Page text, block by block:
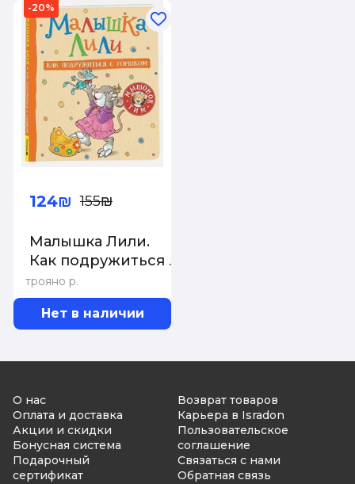
-20%
трояно р.
Малышка Лили.
Как подружиться с
горшком
124₪ 155₪
Нет в наличии
О нас
Оплата и доставка
Акции и скидки
Бонусная система
Подарочный
сертификат
Возврат товаров
Карьера в Isradon
Пользовательское
соглашение
Связаться с нами
Обратная связь